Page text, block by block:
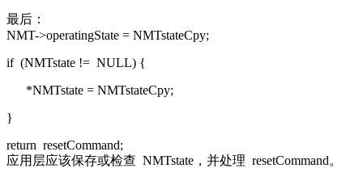
最后：
NMT->operatingState = NMTstateCpy;
if(NMTstate != NULL) {
*NMTstate = NMTstateCpy;
}
return resetCommand;
应用层应该保存或检查 NMTstate ，并处理 resetCommand。